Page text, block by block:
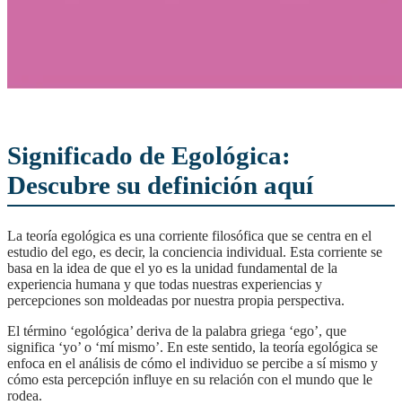
Significado de Egológica:
Descubre su definición aquí
La teoría egológica es una corriente filosófica que se centra en el
estudio del ego, es decir, la conciencia individual. Esta corriente se
basa en la idea de que el yo es la unidad fundamental de la
experiencia humana y que todas nuestras experiencias y
percepciones son moldeadas por nuestra propia perspectiva.
El término ‘egológica’ deriva de la palabra griega ‘ego’, que
significa ‘yo’ o ‘mí mismo’. En este sentido, la teoría egológica se
enfoca en el análisis de cómo el individuo se percibe a sí mismo y
cómo esta percepción influye en su relación con el mundo que le
rodea.